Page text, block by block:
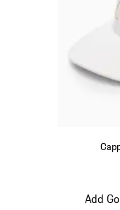
Add
Diapositiva 4 di 20